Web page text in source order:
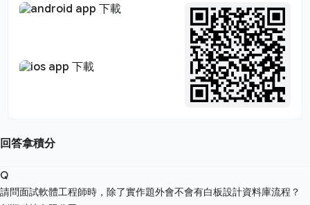
回答拿積分
Q
請問面試軟體工程師時，除了實作題外會不會有白板設計資料庫流程？